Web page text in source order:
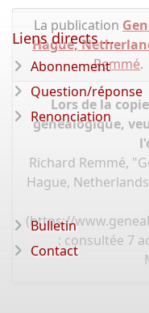
La publication
Hague,
Remmé.
Lors de la
généalogique,
Richard Remmé,
Hague,
(https://
: consultée 7
Liens directs ...
Abonnement
Question/réponse
Renonciation
Bulletin
Contact